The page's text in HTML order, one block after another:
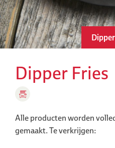
Dipper Fries
Alle producten worden
gemaakt.Te verkrijgen: